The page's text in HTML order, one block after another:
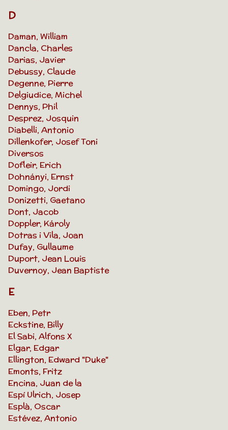
D
Daman, William
Dancla, Charles
Darias, Javier
Debussy, Claude
Degenne, Pierre
Delgiudice, Michel
Dennys, Phil
Desprez, Josquin
Diabelli, Antonio
Dillenkofer, Josef Toni
Diversos
Dofleir, Erich
Dohnányi, Ernst
Domingo, Jordi
Donizetti, Gaetano
Dont, Jacob
Doppler, Károly
Dotras i Vila, Joan
Dufay, Gullaume
Duport, Jean Louis
Duvernoy, Jean Baptiste
E
Eben, Petr
Eckstine, Billy
El Sabi, Alfons X
Elgar, Edgar
Ellington, Edward "Duke"
Emonts, Fritz
Encina, Juan de la
Espí Ulrich, Josep
Esplà, Oscar
Estévez, Antonio